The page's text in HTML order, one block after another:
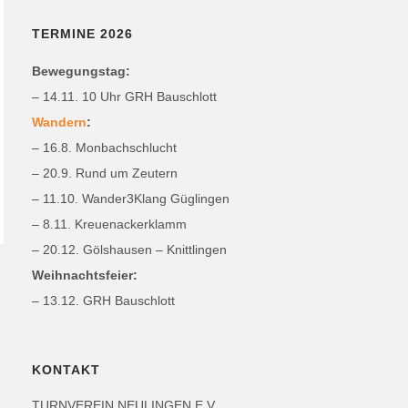
TERMINE 2026
Bewegungstag:
– 14.11. 10 Uhr GRH Bauschlott
Wandern:
– 16.8. Monbachschlucht
– 20.9. Rund um Zeutern
– 11.10. Wander3Klang Güglingen
– 8.11. Kreuenackerklamm
– 20.12. Gölshausen – Knittlingen
Weihnachtsfeier:
– 13.12. GRH Bauschlott
KONTAKT